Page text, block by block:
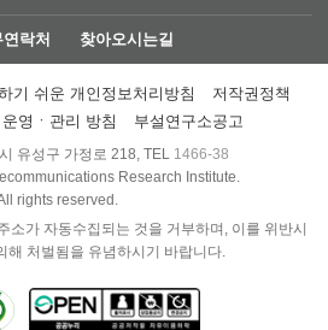
락처 찾아오시는길
기 쉬운 개인정보처리방침
저작권정책
영ㆍ관리 방침
부설연구소공고
유성구 가정로 218, TEL 1466-38
Research Institute.
rights reserved.
소가 자동수집되는 것을 거부하며, 이를 위반시
해 처벌됨을 유념하시기 바랍니다.